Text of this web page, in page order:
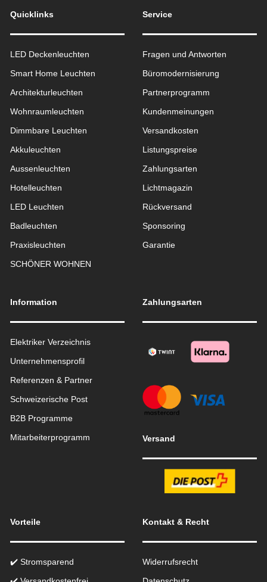
Quicklinks
LED Deckenleuchten
Smart Home Leuchten
Architekturleuchten
Wohnraum­leuchten
Dimmbare Leuchten
Akkuleuchten
Aussen­leuchten
Hotelleuchten
LED Leuchten
Badleuchten
Praxisleuchten
SCHÖNER WOHNEN
Service
Fragen und Antworten
Büromodernisierung
Partnerprogramm
Kundenmeinungen
Versandkosten
Listungspreise
Zahlungsarten
Lichtmagazin
Rückversand
Sponsoring
Garantie
Information
Elektriker Verzeichnis
Unternehmensprofil
Referenzen & Partner
Schweizerische Post
B2B Programme
Mitarbeiterprogramm
Zahlungsarten
Versand
Vorteile
✔️ Stromsparend
Kontakt & Recht
Widerrufsrecht